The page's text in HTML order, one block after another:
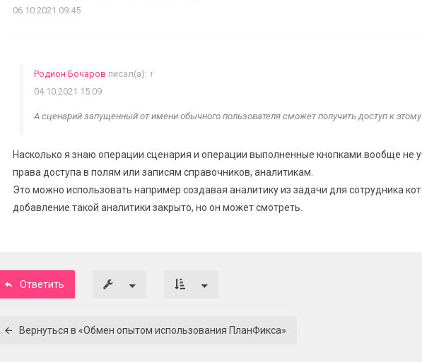
06.10.2021 09:45
Родион Бочаров писал(а): ↑
04.10.2021 15:09
А сценарий запущенный от имени обычного пользователя сможет получить доступ к
Насколько я знаю операции сценария и операции выполненные кнопками вообще не
права доступа в полям или записям справочников, аналитикам.
Это можно использовать например создавая аналитику из задачи для сотрудника
добавление такой аналитики закрыто, но он может смотреть.
Ответить
Вернуться в «Обмен опытом использования ПланФикса»